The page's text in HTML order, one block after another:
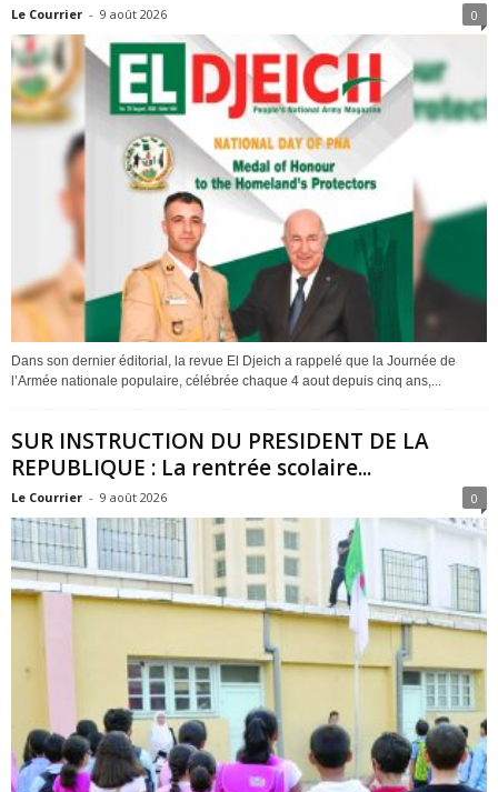
Le Courrier - 9 août 2026 0
Dans son dernier éditorial, la revue El Djeich a rappelé que la Journée de
l’Armée nationale populaire, célébrée chaque 4 aout depuis cinq ans,...
SUR INSTRUCTION DU PRESIDENT DE LA
REPUBLIQUE : La rentrée scolaire...
Le Courrier - 9 août 2026 0